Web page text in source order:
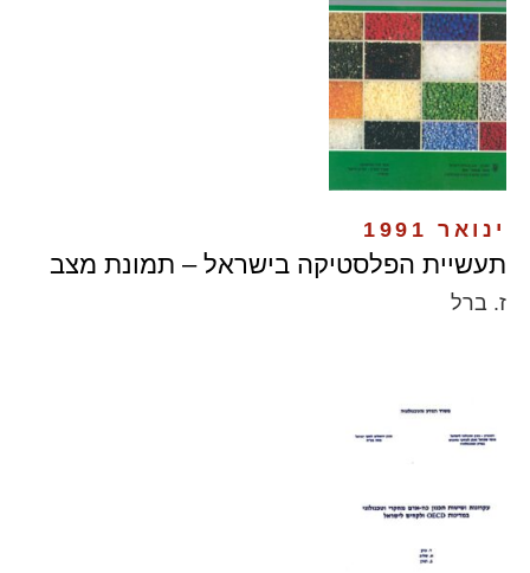
ינואר 1991
תעשיית הפלסטיקה בישראל – תמונת מצב
ז. ברל